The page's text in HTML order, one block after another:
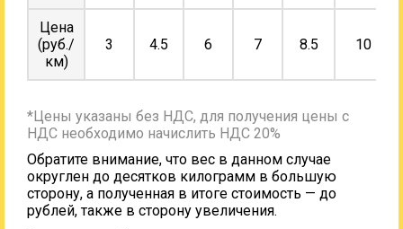
Цена
(руб./
км)
3 4.5 6 7 8.5 10
*Цены указаны без НДС, для получения цены с
НДС необходимо начислить НДС 20%
Обратите внимание, что вес в данном случае
округлен до десятков килограмм в большую
сторону, а полученная в итоге стоимость — до
рублей, также в сторону увеличения.